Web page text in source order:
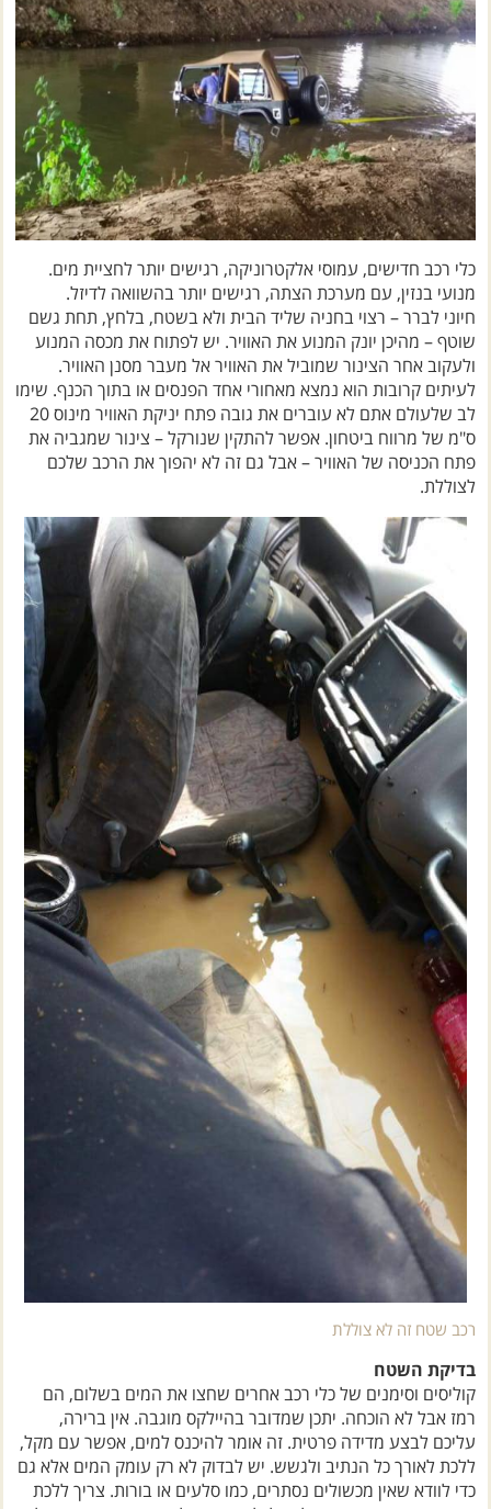
כלי רכב חדישים, עמוסי אלקטרוניקה, רגישים יותר לחציית מים.
מנועי בנזין, עם מערכת הצתה, רגישים יותר בהשוואה לדיזל.
חיוני לברר – רצוי בחניה שליד הבית ולא בשטח, בלחץ, תחת גשם
שוטף – מהיכן יונק המנוע את האוויר. יש לפתוח את מכסה המנוע
ולעקוב אחר הצינור שמוביל את האוויר אל מעבר מסנן האוויר.
לעיתים קרובות הוא נמצא מאחורי אחד הפנסים או בתוך הכנף. שימו
לב שלעולם אתם לא עוברים את גובה פתח יניקת האוויר מינוס 20
ס"מ של מרווח ביטחון. אפשר להתקין שנורקל – צינור שמגביה את
פתח הכניסה של האוויר – אבל גם זה לא יהפוך את הרכב שלכם
לצוללת.
רכב שטח זה לא צוללת
קוליסים וסימנים של כלי רכב אחרים שחצו את המים בשלום, הם
רמז אבל לא הוכחה. יתכן שמדובר בהיילקס מוגבה. אין ברירה,
עליכם לבצע מדידה פרטית. זה אומר להיכנס למים, אפשר עם מקל,
ללכת לאורך כל הנתיב ולגשש. יש לבדוק לא רק עומק המים אלא גם
כדי לוודא שאין מכשולים נסתרים, כמו סלעים או בורות. צריך ללכת
פעמיים – פעם בנתיב של הגלגלים השמאליים ופעם בימניים. אל